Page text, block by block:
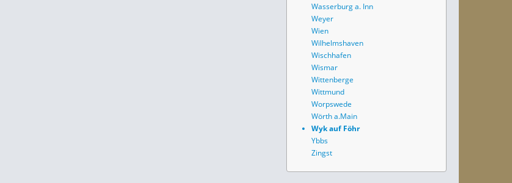
Wasserburg a. Inn
Weyer
Wien
Wilhelmshaven
Wischhafen
Wismar
Wittenberge
Wittmund
Worpswede
Wörth a.Main
Wyk auf Föhr
Ybbs
Zingst